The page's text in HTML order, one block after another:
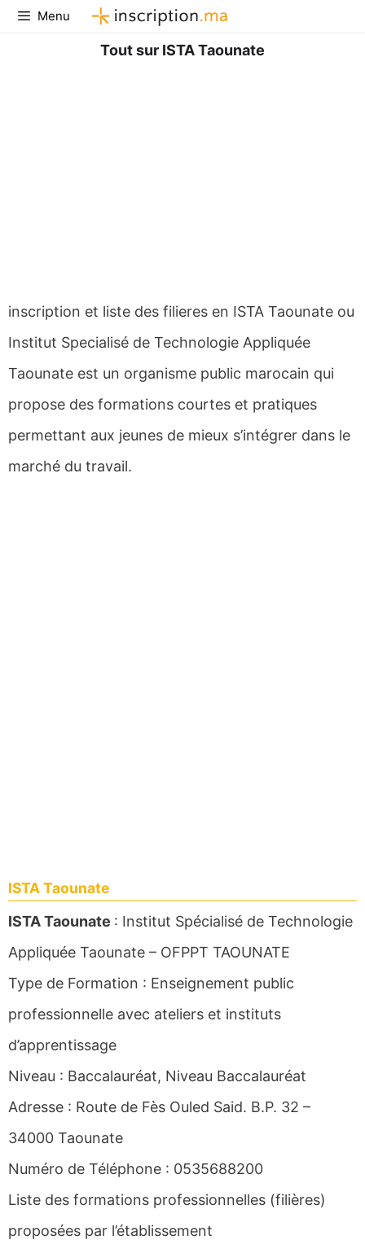
Aller
au
Menu
Tout sur ISTA Taounate
inscription et liste des filieres en ISTA Taounate ou
Institut Specialisé de Technologie Appliquée
Taounate est un organisme public marocain qui
propose des formations courtes et pratiques
permettant aux jeunes de mieux s’intégrer dans le
marché du travail.
ISTA Taounate
ISTA Taounate : Institut Spécialisé de Technologie
Appliquée Taounate – OFPPT TAOUNATE
Type de Formation : Enseignement public
professionnelle avec ateliers et instituts
d’apprentissage
Niveau : Baccalauréat, Niveau Baccalauréat
Adresse : Route de Fès Ouled Said. B.P. 32 –
34000 Taounate
Numéro de Téléphone : 0535688200
Liste des formations professionnelles (filières)
proposées par l’établissement